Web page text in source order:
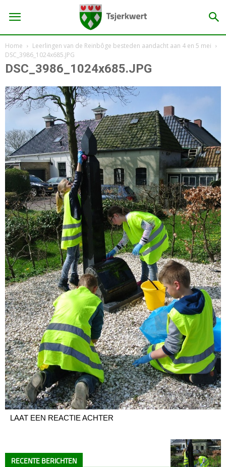
Home
Leerlingen van de Reinbôge besteden aandacht aan 4 en 5 mei
DSC_3986_1024x685.JPG
DSC_3986_1024x685.JPG
LAAT EEN REACTIE ACHTER
RECENTE BERICHTEN